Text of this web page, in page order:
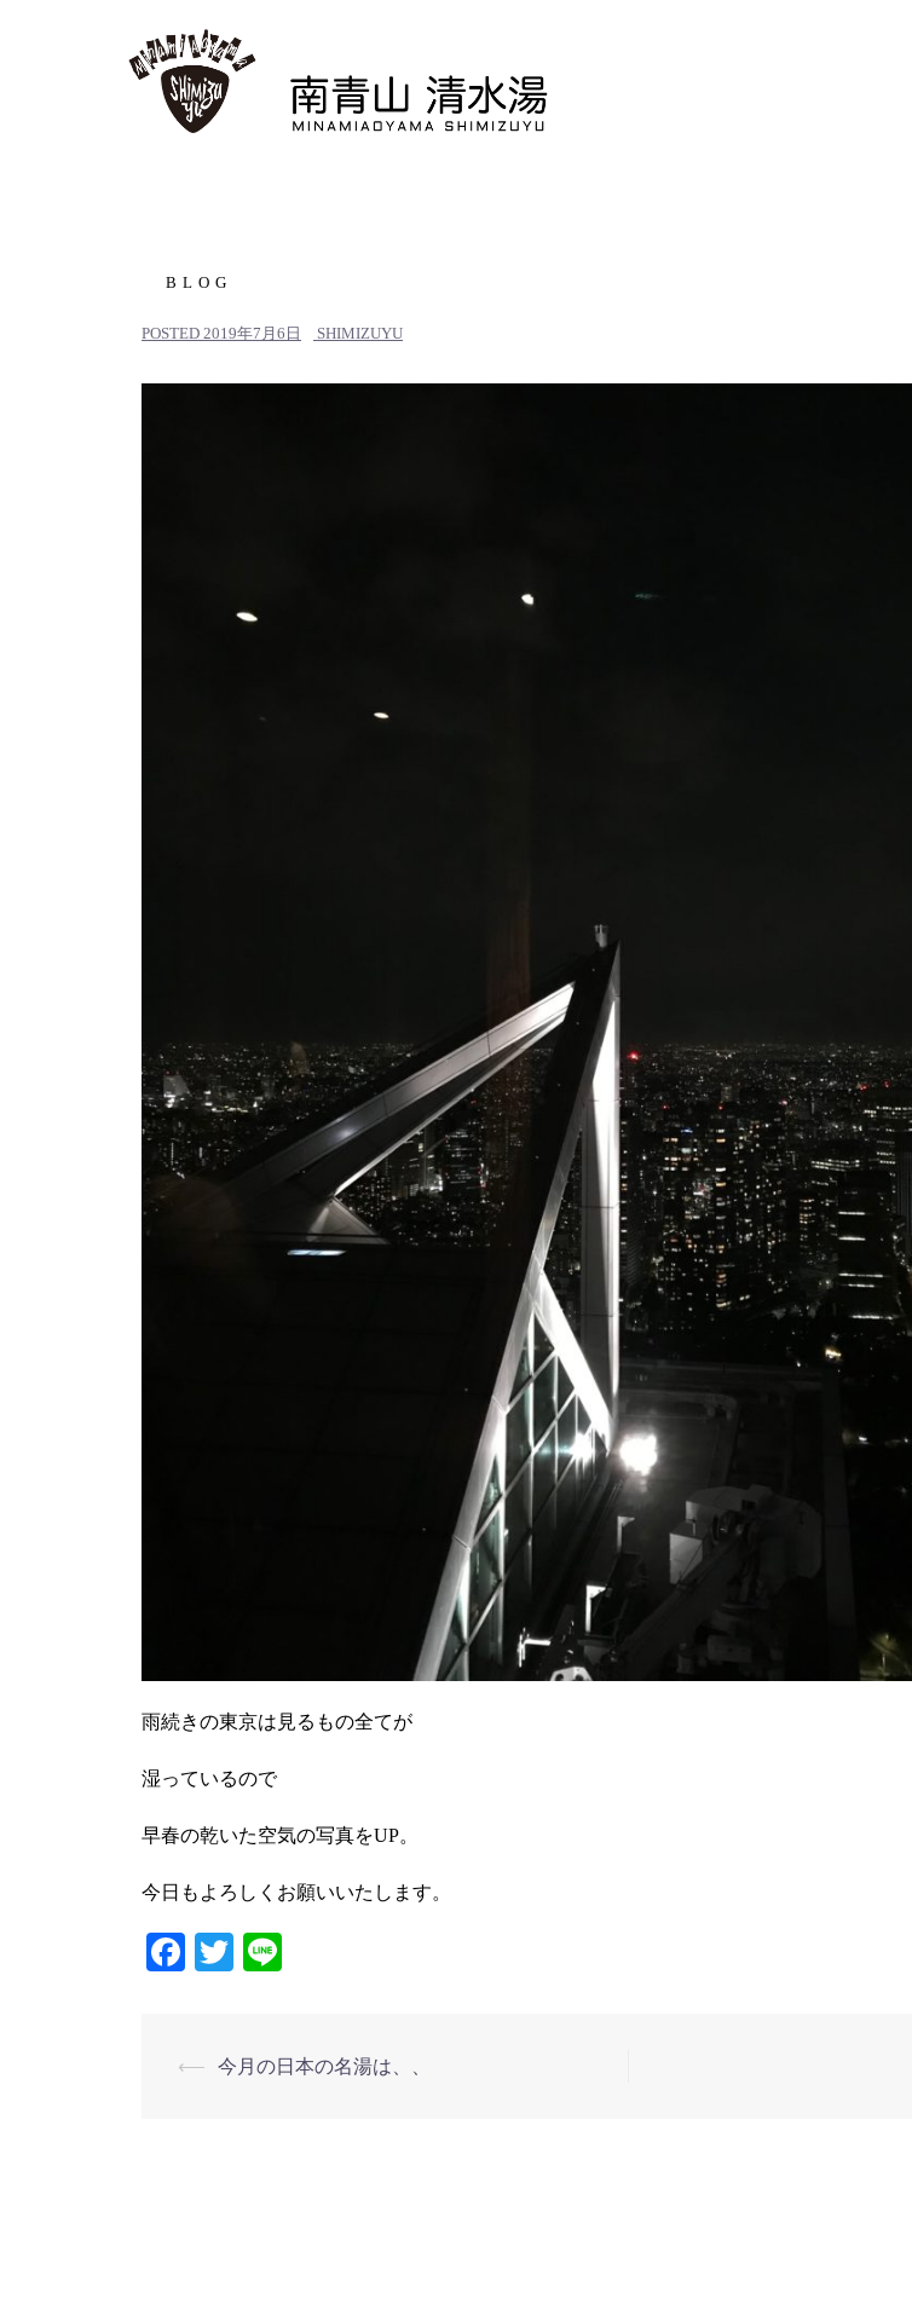
BLOG
POSTED 2019年7月6日 SHIMIZUYU
雨続きの東京は見るもの全てが
湿っているので
早春の乾いた空気の写真をUP。
今日もよろしくお願いいたします。
Facebook
Twitter
投
⟵ 今月の日本の名湯は、、